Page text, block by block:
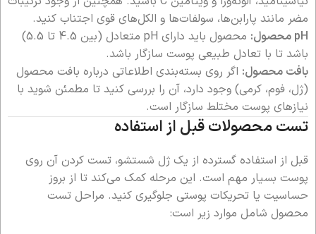
مضر مانند پارابن‌ها، سولفات‌ها و الکل‌های قوی اجتناب کنید.
pH محصول:
محصول باید دارای pH متعادل (بین 4.5 تا 5.5)
باشد تا با تعادل طبیعی پوست سازگار باشد.
بافت محصول: اگر روی بسته‌بندی اطلاعاتی درباره بافت محصول
(ژل، فوم، کرمی) وجود دارد، آن را بررسی کنید تا مطمئن شوید با
نیازهای پوست مختلط سازگار است.
تست محصولات قبل از استفاده
قبل از استفاده گسترده از یک ژل شستشو، تست کردن آن روی
پوست بسیار مهم است. این مرحله کمک می‌کند تا از بروز
حساسیت یا تحریکات پوستی جلوگیری کنید. مراحل تست
محصول شامل موارد زیر است: